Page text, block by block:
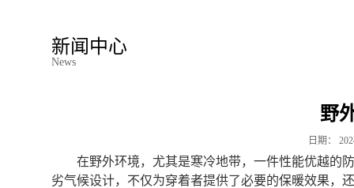
新闻中心
News
野
日期：
在野外环境，尤其是寒冷地带，一件性能优越的
劣气候设计，不仅为穿着者提供了必要的保暖效果，